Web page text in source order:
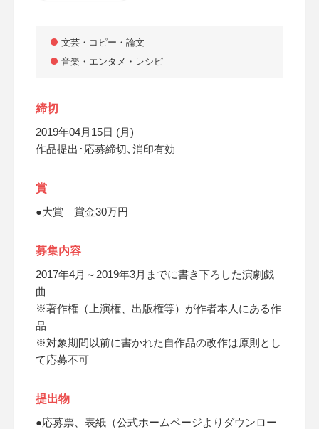
文芸・コピー・論文
音楽・エンタメ・レシピ
締切
2019年04月15日 (月)
作品提出･応募締切､消印有効
賞
●大賞 賞金30万円
募集内容
2017年4月～2019年3月までに書き下ろした演劇戯
曲
※著作権（上演権、出版権等）が作者本人にある作
品
※対象期間以前に書かれた自作品の改作は原則とし
て応募不可
提出物
●応募票、表紙（公式ホームページよりダウンロー